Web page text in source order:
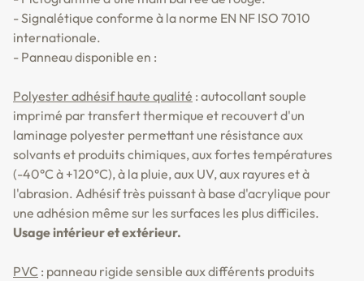
- Signalétique conforme à la norme EN NF ISO 7010
internationale.
- Panneau disponible en :
Polyester adhésif haute qualité : autocollant souple
imprimé par transfert thermique et recouvert d'un
laminage polyester permettant une résistance aux
solvants et produits chimiques, aux fortes températures
(-40°C à +120°C), à la pluie, aux UV, aux rayures et à
l'abrasion. Adhésif très puissant à base d'acrylique pour
une adhésion même sur les surfaces les plus difficiles.
Usage intérieur et extérieur.
PVC : panneau rigide sensible aux différents produits